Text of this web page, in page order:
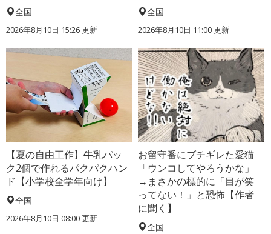
全国
2026年8月10日 15:26更新
全国
2026年8月10日 11:00更新
【夏の自由工作】牛乳パッ
ク2個で作れるパクパクハン
ド【小学校全学年向け】
全国
2026年8月10日 08:00更新
お留守番にブチギレた愛猫
「ウンコしてやろうかな」
→まさかの標的に「目が笑
ってない！」と恐怖【作者
に聞く】
全国